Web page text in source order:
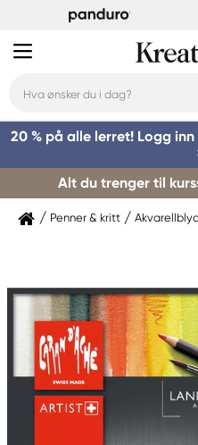
20 % på alle lerret! Logg
Alt du trenger til
Penner & kritt